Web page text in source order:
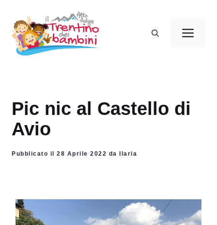
contenuto
Pic nic al Castello di
Avio
Pubblicato il 28 Aprile 2022 da Ilaria